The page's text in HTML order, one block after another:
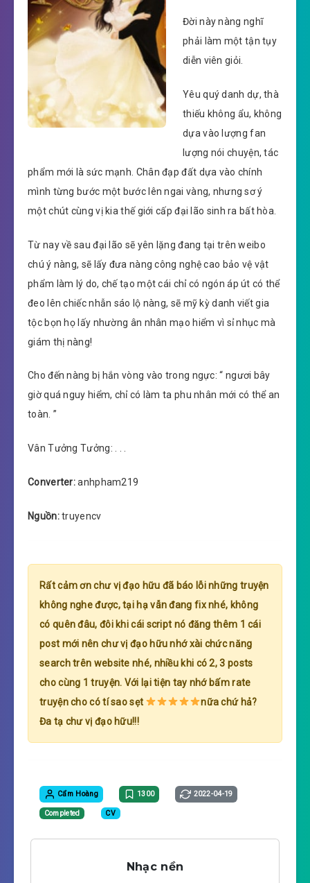
Đời này nàng nghĩ
phải làm một tận tụy
diễn viên giỏi.
Yêu quý danh dự, thà
thiếu không ẩu, không
dựa vào lượng fan
lượng nói chuyện, tác
phẩm mới là sức mạnh. Chân đạp đất dựa vào chính
mình từng bước một bước lên ngai vàng, nhưng sơ ý
một chút cùng vị kia thế giới cấp đại lão sinh ra bất hòa.
Từ nay về sau đại lão sẽ yên lặng đang tại trên weibo
chú ý nàng, sẽ lấy đưa nàng công nghệ cao bảo vệ vật
phẩm làm lý do, chế tạo một cái chỉ có ngón áp út có thể
đeo lên chiếc nhẫn sáo lộ nàng, sẽ mỹ kỳ danh viết gia
tộc bọn họ lấy nhường ân nhân mạo hiểm vì sỉ nhục mà
giám thị nàng!
Cho đến nàng bị hắn vòng vào trong ngực: “ ngươi bây
giờ quá nguy hiểm, chỉ có làm ta phu nhân mới có thể an
toàn. ”
Vân Tưởng Tưởng: . . .
Converter:anhpham219
Nguồn:truyencv
Rất cảm ơn chư vị đạo hữu đã báo lỗi những truyện
không nghe được, tại hạ vẫn đang fix nhé, không
có quên đâu, đôi khi cái script nó đăng thêm 1 cái
post mới nên chư vị đạo hữu nhớ xài chức năng
search trên website nhé, nhiều khi có 2, 3 posts
cho cùng 1 truyện. Với lại tiện tay nhớ bấm rate
truyện cho có tí sao sẹt
nữa chứ hả?
Đa tạ chư vị đạo hữu!!!
Cẩm Hoàng 1300 2022-04-19
Completed CV
Nhạc nền